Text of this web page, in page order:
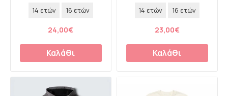
14 ετών 16 ετών
24,00€
Καλάθι
14 ετών 16 ετών
23,00€
Καλάθι